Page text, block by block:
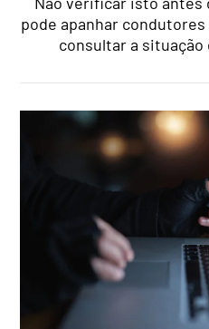
pode apanhar
consultar a